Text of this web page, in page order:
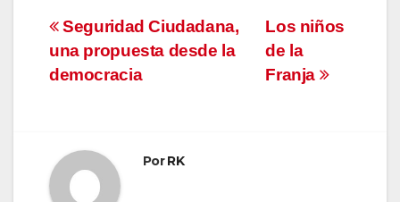
Navegación
de
Los niños
de la
Franja
Seguridad Ciudadana,
una propuesta desde la
democracia
PorRK